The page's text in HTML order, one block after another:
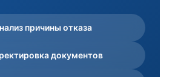
причины отказа
документов